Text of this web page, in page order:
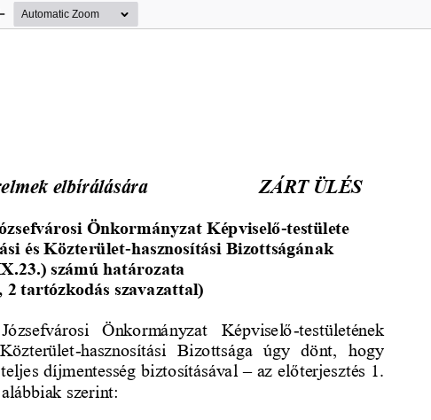
Zoom
elbírálására ZÁRT ÜLÉS
Önkormányzat Képviselő-testülete
és Közterület-hasznosítási Bizottságának
számú határozata
2 tartózkodás szavazattal)
Önkormányzat  Képviselő-testületének
-hasznosítási  Bizottsága  úgy  dönt,  hogy
teljes díjmentesség biztosításával – az előterjesztés 1.
szerint: